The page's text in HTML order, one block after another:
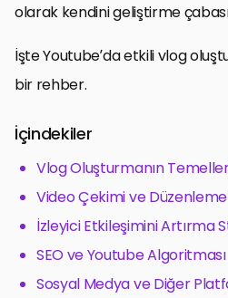
olarak kendini geliştirme
İşte Youtube’da etkili vlog
bir rehber.
İçindekiler
Vlog Oluşturmanın
Video Çekimi ve
İzleyici Etkileşimini Artırma
SEO ve Youtube Algoritması
Sosyal Medya ve Diğer